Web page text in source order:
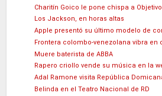
Charitín Goico le pone chispa a
Los Jackson, en horas altas
Apple presentó su último modelo de
Frontera colombo-venezolana vibra en
Muere baterista de ABBA
Rapero criollo vende su música en la
Adal Ramone visita República
Belinda en el Teatro Nacional de RD